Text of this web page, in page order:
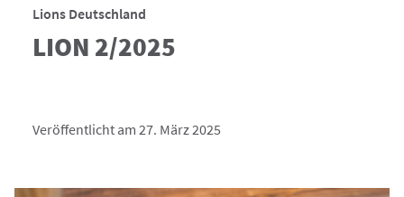
Lions Deutschland
LION 2/2025
Veröffentlicht am 27. März 2025